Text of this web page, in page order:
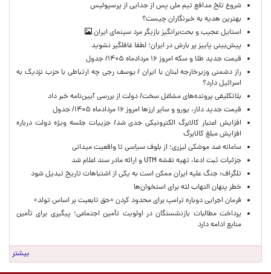
شروع تلخ مدافع تیم ملی پس از جدایی از پرسپولیس
بهترین هدیه به خبرنگاران چیست؟
استایل عجیب و بحث‌برانگیز بازیگر مرد سینمای ایران
پیش‌بینی پاییز پر بارش در ایران؛ لطفا غافلگیر نشوید
قیمت جدید طلا و سکه امروز ۱۶ مردادماه ۱۴۰۵/ جدول
راز دشمنی وزیرخارجه لبنان با ایران / یوسف رجی چه ارتباطی با حزب نزدیک به
اسرائیل دارد؟
بلاتکلیفی پرونده‌های مشاغل سخت/ دولت از بررسی آیین‌نامه خبر داد
قیمت جدید دلار، یورو و سایر ارزها امروز ۱۶ مردادماه ۱۴۰۵/ جدول
افزایش اعتبار کالابرگ الکترونیکی جدی شد/ جزییات جلسه ویژه دولت درباره
افزایش مبلغ کالابرگ
سامانه ضد موشکی لیزری؛ از بلوف سیاسی تا واقعیت میدانی
جزئیات ثبت ادعا، تهیه نقشه UTM و ارائه مادر سند اعلام شد
تلگراف: جنگ علیه ایران ممکن است به یکی از اشتباهات تاریخ تبدیل شود
خطر پنهان التهاب لثه برای استخوان‌ها
فرمان اجرایی دوباره ترامپ برای محدود کردن «حق تابعیت بر اساس تولد»
پرداخت مطالبات بازنشستگان در اولویت تأمین اجتماعی؛ پیگیری برای تأمین
منابع ادامه دارد
بیشتر